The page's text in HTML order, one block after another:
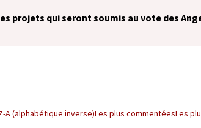
nouvel onglet)
projets qui seront soumis au vote des
A (alphabétique inverse)Les plus commentéesLes